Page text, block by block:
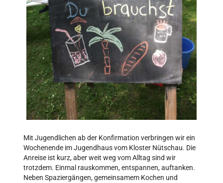
Mit Jugendlichen ab der Konfirmation verbringen wir ein
Wochenende im Jugendhaus vom Kloster Nütschau. Die
Anreise ist kurz, aber weit weg vom Alltag sind wir
trotzdem. Einmal rauskommen, entspannen, auftanken.
Neben Spaziergängen, gemeinsamem Kochen und